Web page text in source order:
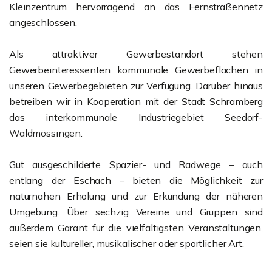
Kleinzentrum hervorragend an das Fernstraßennetz
angeschlossen.
Als attraktiver Gewerbestandort stehen
Gewerbeinteressenten kommunale Gewerbeflächen in
unseren Gewerbegebieten zur Verfügung. Darüber hinaus
betreiben wir in Kooperation mit der Stadt Schramberg
das interkommunale Industriegebiet Seedorf-
Waldmössingen.
Gut ausgeschilderte Spazier- und Radwege – auch
entlang der Eschach – bieten die Möglichkeit zur
naturnahen Erholung und zur Erkundung der näheren
Umgebung. Über sechzig Vereine und Gruppen sind
außerdem Garant für die vielfältigsten Veranstaltungen,
seien sie kultureller, musikalischer oder sportlicher Art.